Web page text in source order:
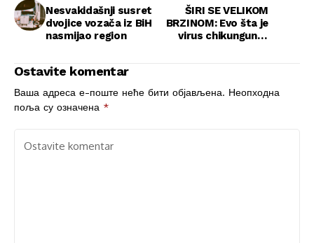
Nesvakidašnji susret
dvojice vozača iz BiH
nasmijao region
ŠIRI SE VELIKOM
BRZINOM: Evo šta je
virus chikungunya
Ostavite komentar
Ваша адреса е-поште неће бити објављена. Неопходна
поља су означена *